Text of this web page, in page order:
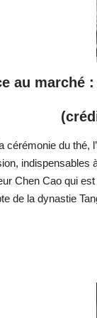
au marché
cérémonie du
indispensables
Chen Cao qui
de la dynastie